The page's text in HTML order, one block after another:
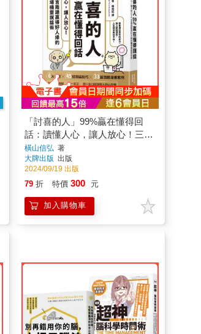
「討喜的人」99%贏在懂得回
話：讀懂人心，讓人放心！三言
兩語贏得好人緣的職場機靈說話
術
橫山信弘著
大牌出版 出版
2024/09/19 出版
79 折 特價 300 元
加入購物車